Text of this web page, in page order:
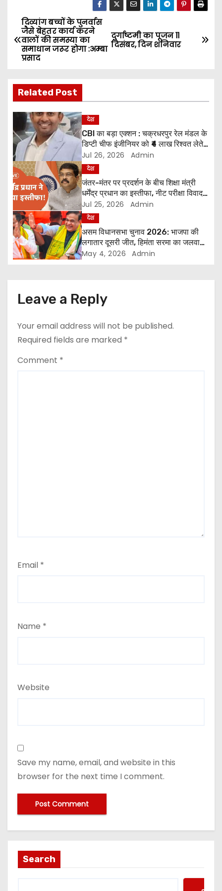
P
o
t
n
a
v
i
g
a
t
i
n
दुर्गाष्टमी का पूजन 11
दिसंबर, दिन शनिवार
दिव्यांग बच्चों के पुनर्वास
जैसे बेहतर कार्य करने
वालों की समस्या का
समाधान जरूर होगा :अम्बा
प्रसाद
Related Post
देश
CBI का बड़ा एक्शन : चक्रधरपुर रेल मंडल के
डिप्टी चीफ इंजीनियर को ₹4 लाख रिश्वत लेते
सीबीआई ने हावड़ा स्टेशन पर दबोचा
Jul 26, 2026 Admin
देश
जंतर-मंतर पर प्रदर्शन के बीच शिक्षा मंत्री
धर्मेंद्र प्रधान का इस्तीफा, नीट परीक्षा विवाद
पर बड़ा कदम
Jul 25, 2026 Admin
देश
असम विधानसभा चुनाव 2026: भाजपा की
लगातार दूसरी जीत, हिमंता सरमा का जलवा
बरकरार
May 4, 2026 Admin
Leave a Reply
Your email address will not be published.
Required fields are marked *
Comment *
Email *
Name *
Website
Save my name, email, and website in this
browser for the next time I comment.
Search